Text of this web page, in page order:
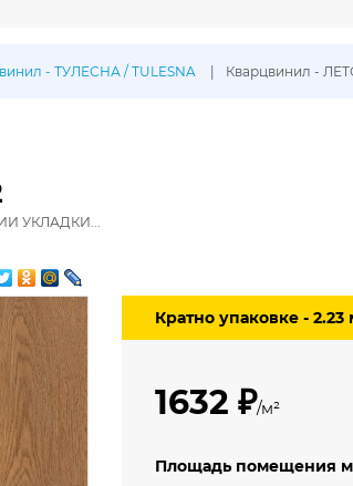
Офисные помещения
4 м
- ТУЛЕСНА / TULESNA Кварцвинил -
УКЛАДКИ...
Кратно упаковке - 2.23
1632 ₽/м²
Площадь помещения